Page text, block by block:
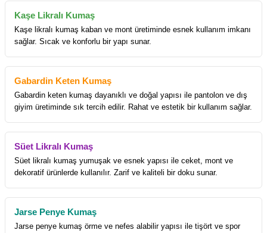
Kaşe Likralı Kumaş
Kaşe likralı kumaş kaban ve mont üretiminde esnek kullanım imkanı
sağlar. Sıcak ve konforlu bir yapı sunar.
Gabardin Keten Kumaş
Gabardin keten kumaş dayanıklı ve doğal yapısı ile pantolon ve dış
giyim üretiminde sık tercih edilir. Rahat ve estetik bir kullanım sağlar.
Süet Likralı Kumaş
Süet likralı kumaş yumuşak ve esnek yapısı ile ceket, mont ve
dekoratif ürünlerde kullanılır. Zarif ve kaliteli bir doku sunar.
Jarse Penye Kumaş
Jarse penye kumaş örme ve nefes alabilir yapısı ile tişört ve spor